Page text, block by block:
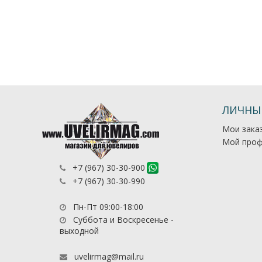
+7 (967) 30-30-900
+7 (967) 30-30-990
Пн-Пт 09:00-18:00
Суббота и Воскресенье -
выходной
uvelirmag@mail.ru
Мои
Мой